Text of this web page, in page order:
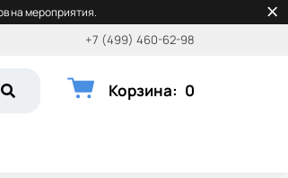
на мероприятия.
+7 (499) 460-62-98
Корзина: 0